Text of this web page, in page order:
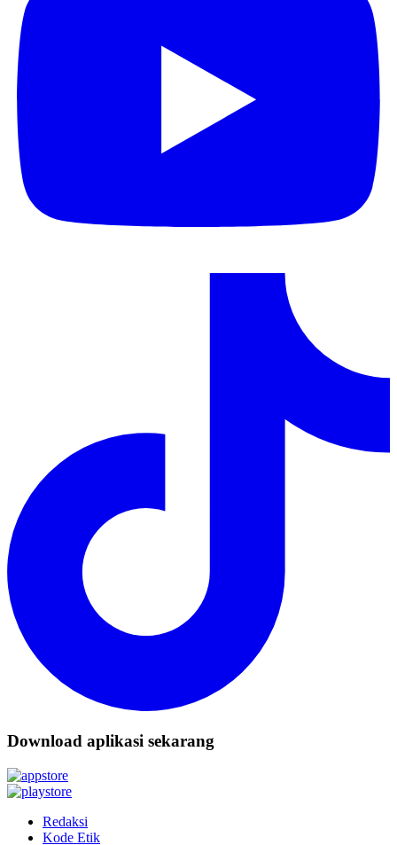
Download aplikasi sekarang
Redaksi
Kode Etik